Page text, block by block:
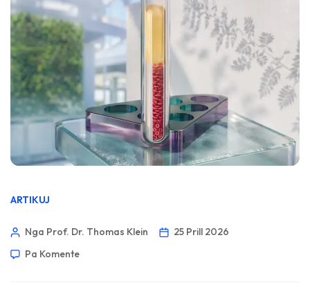
ARTIKUJ
Nga Prof. Dr. Thomas Klein
25 Prill 2026
Pa Komente